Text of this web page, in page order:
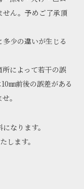
せん。予めご了承頂
少の違いが生じる
によって若干の誤
㎜前後の誤差がある
。
なります。
します。